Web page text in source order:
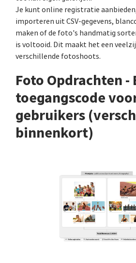
Je kunt online registratie
importeren uit CSV-gegevens,
maken of de foto's handmatig
is voltooid. Dit maakt het een
verschillende fotoshoots.
Foto Opdrachten -
toegangscode
gebruikers
binnenkort)